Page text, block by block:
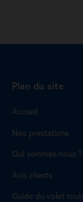
Plan du site
Accueil
Nos prestations
Qui sommes-nous ?
Avis clients
Guide du volet